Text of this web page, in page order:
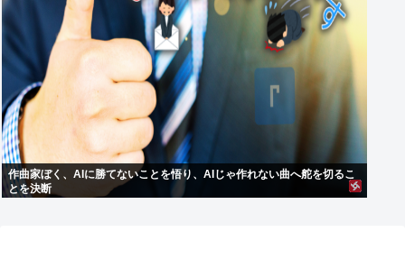
作曲家ぼく、AIに勝てないことを悟り、AIじゃ作れない曲へ舵を切るこ
とを決断